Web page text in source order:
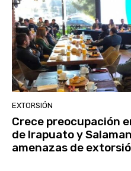
EXTORSIÓN
Crece preocupación
de Irapuato y
amenazas de